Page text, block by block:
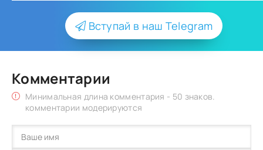
Вступай в наш Telegram
Комментарии
Минимальная длина комментария - 50 знаков.
комментарии модерируются